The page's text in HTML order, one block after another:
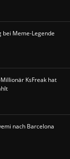
bei Meme-Legende
KsFreak hat
nach Barcelona